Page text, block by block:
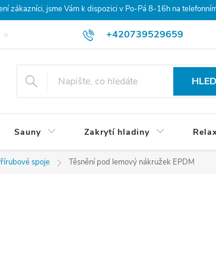
zákazníci, jsme Vám k dispozici v Po-Pá 8-16h na
+420739529659
Hodnocení obchodu Doprava a platba
Sauny Zakrytí hladiny
spoje Těsnění pod lemový nákružek EPDM